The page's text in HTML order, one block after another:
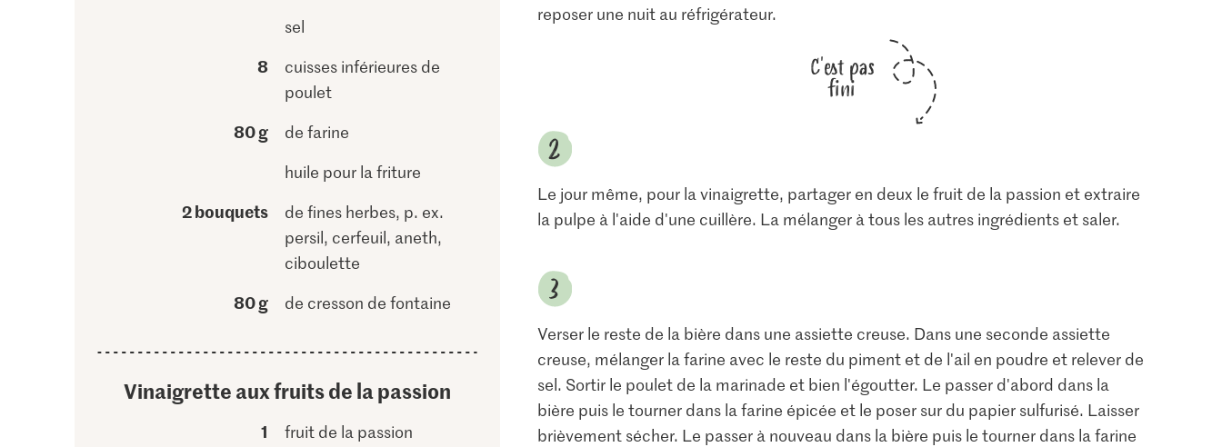
sel
8
cuisses inférieures de
poulet
80 g
de farine
huile pour la friture
2 bouquets
de fines herbes, p. ex.
persil, cerfeuil, aneth,
ciboulette
80 g de cresson de fontaine
Vinaigrette aux fruits de la passion
1 fruit de la passion
reposer une nuit au réfrigérateur.
C'est pas
fini
Le jour même, pour la vinaigrette, partager en deux le fruit de la passion et extraire
la pulpe à l'aide d'une cuillère. La mélanger à tous les autres ingrédients et saler.
Verser le reste de la bière dans une assiette creuse. Dans une seconde assiette
creuse, mélanger la farine avec le reste du piment et de l'ail en poudre et relever de
sel. Sortir le poulet de la marinade et bien l'égoutter. Le passer d'abord dans la
bière puis le tourner dans la farine épicée et le poser sur du papier sulfurisé. Laisser
brièvement sécher. Le passer à nouveau dans la bière puis le tourner dans la farine